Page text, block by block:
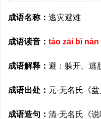
成语名称： 逃灾避难
成语读音： táo zāi bì nàn
成语解释： 避：躲开。逃
成语出处： 元·无名氏《
成语造句： 清·无名氏《